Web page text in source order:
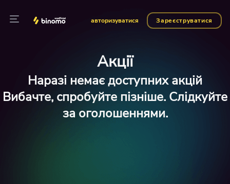
авторизуватися Зареєструватися
Акції
Наразі немає доступних акцій
Вибачте, спробуйте пізніше. Слідкуйте
за оголошеннями.